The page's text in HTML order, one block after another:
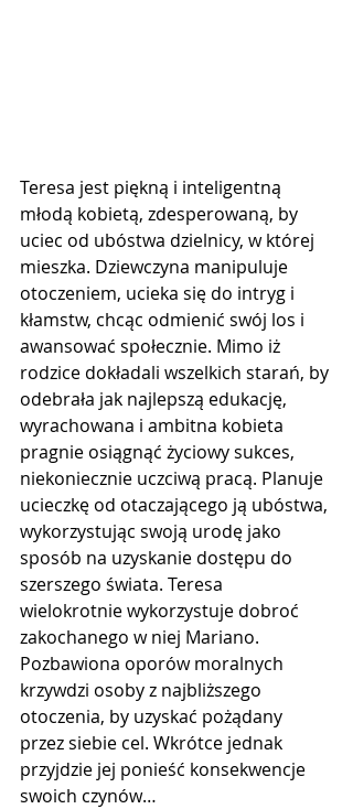
Teresa jest piękną i inteligentną
młodą kobietą, zdesperowaną, by
uciec od ubóstwa dzielnicy, w której
mieszka. Dziewczyna manipuluje
otoczeniem, ucieka się do intryg i
kłamstw, chcąc odmienić swój los i
awansować społecznie. Mimo iż
rodzice dokładali wszelkich starań, by
odebrała jak najlepszą edukację,
wyrachowana i ambitna kobieta
pragnie osiągnąć życiowy sukces,
niekoniecznie uczciwą pracą. Planuje
ucieczkę od otaczającego ją ubóstwa,
wykorzystując swoją urodę jako
sposób na uzyskanie dostępu do
szerszego świata. Teresa
wielokrotnie wykorzystuje dobroć
zakochanego w niej Mariano.
Pozbawiona oporów moralnych
krzywdzi osoby z najbliższego
otoczenia, by uzyskać pożądany
przez siebie cel. Wkrótce jednak
przyjdzie jej ponieść konsekwencje
swoich czynów…